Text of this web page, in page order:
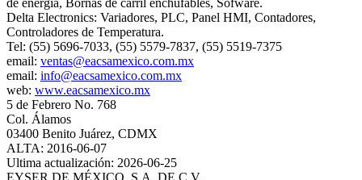
Delta Electronics: Variadores, PLC, Panel HMI, Contadores,
Controladores de Temperatura.
Tel: (55) 5696-7033, (55) 5579-7837, (55) 5519-7375
email: ventas@eacsamexico.com.mx
email: info@eacsamexico.com.mx
web: www.eacsamexico.mx
5 de Febrero No. 768
Col. Álamos
03400 Benito Juárez, CDMX
ALTA: 2016-06-07
Ultima actualización: 2026-06-25
EYSER DE MÉXICO, S.A. DE C.V.